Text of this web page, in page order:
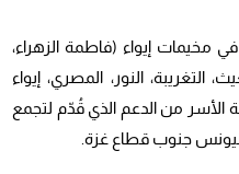
مخيمات إيواء (فاطمة الزهراء،
التغريبة، النور، المصري، إيواء
من الدعم الذي قُدّم لتجمع
جنوب قطاع غزة.